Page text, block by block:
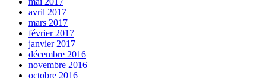
avril 2017
mars 2017
février 2017
janvier 2017
décembre 2016
novembre 2016
octobre 2016